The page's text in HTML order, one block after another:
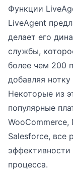
Функции
LiveAgent
делает его
службы,
более чем 200
добавляя
Некоторые из
популярные
WooCommerce,
Salesforce, все
процесса.